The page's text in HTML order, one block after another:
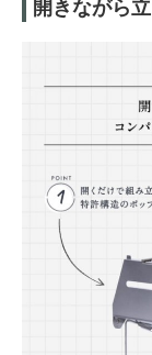
開きながら